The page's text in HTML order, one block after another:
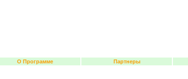
О Программе Партнеры